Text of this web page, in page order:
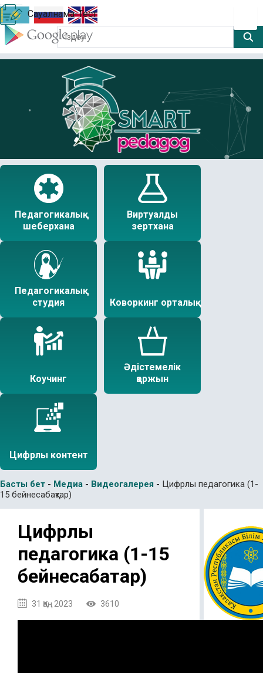
Сауалнама-Тест
Педагогикалық
шеберхана
Виртуалды
зертхана
Педагогикалық
студия
Коворкинг орталық
Коучинг
Әдістемелік
қоржын
Цифрлы контент
Басты бет - Медиа - Видеогалерея - Цифрлы педагогика (1-
15 бейнесабақтар)
Цифрлы
педагогика (1-15
бейнесабақтар)
31 Қаң 2023 3610